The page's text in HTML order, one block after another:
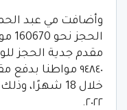
وأضافت مي عبد
مقدم جدية الحجز
٩٤٨٤٠ مواطنا
٢٠٢٢.